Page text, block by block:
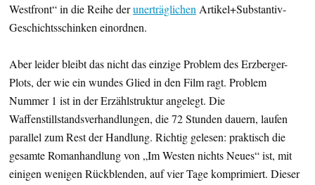
Westfront“ in die Reihe derunerträglichen Artikel+Substantiv-
Geschichtsschinken einordnen.
Aber leider bleibt das nicht das einzige Problem des Erzberger-
Plots, der wie ein wundes Glied in den Film ragt. Problem
Nummer 1 ist in der Erzählstruktur angelegt. Die
Waffenstillstandsverhandlungen, die 72 Stunden dauern, laufen
parallel zum Rest der Handlung. Richtig gelesen: praktisch die
gesamte Romanhandlung von „Im Westen nichts Neues“ ist, mit
einigen wenigen Rückblenden, auf vier Tage komprimiert. Dieser